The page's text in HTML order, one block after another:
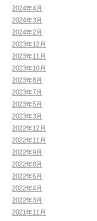
2024年4月
2024年3月
2024年2月
2023年12月
2023年11月
2023年10月
2023年8月
2023年7月
2023年5月
2023年3月
2022年12月
2022年11月
2022年9月
2022年8月
2022年6月
2022年4月
2022年3月
2021年11月